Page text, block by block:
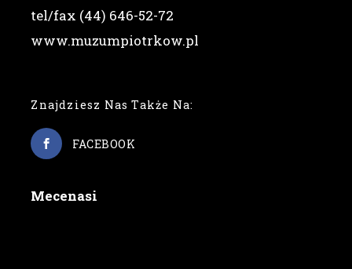
tel/fax (44) 646-52-72
www.muzumpiotrkow.pl
Znajdziesz Nas Także Na:
FACEBOOK
Mecenasi